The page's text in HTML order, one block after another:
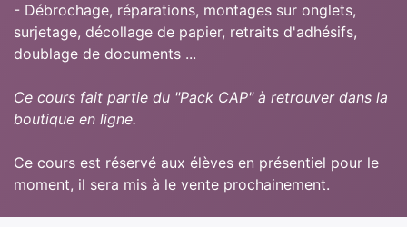
- Débrochage, réparations, montages sur onglets,
surjetage, décollage de papier, retraits d'adhésifs,
doublage de documents ...
Ce cours fait partie du "Pack CAP" à retrouver dans la
boutique en ligne.
Ce cours est réservé aux élèves en présentiel pour le
moment, il sera mis à le vente prochainement.